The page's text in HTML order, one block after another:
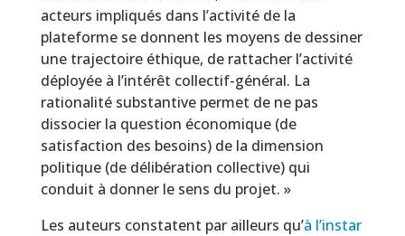
acteurs impliqués dans l’activité de la
plateforme se donnent les moyens de dessiner
une trajectoire éthique, de rattacher l’activité
déployée à l’intérêt collectif-général. La
rationalité substantive permet de ne pas
dissocier la question économique (de
satisfaction des besoins) de la dimension
politique (de délibération collective) qui
conduit à donner le sens du projet. »
Les auteurs constatent par ailleurs qu’à l’instar